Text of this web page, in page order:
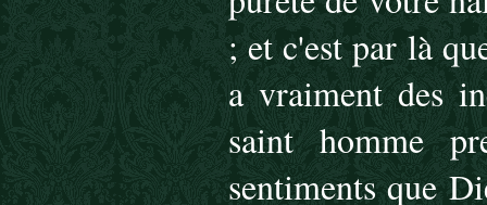
; et c'est par là
a vraiment des
saint homme
sentiments que